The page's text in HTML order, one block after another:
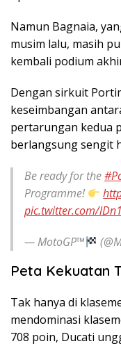
Namun Bagnaia,
musim lalu, masih
kembali podium
Dengan sirkuit
keseimbangan
pertarungan kedua
berlangsung sengit
Be ready for the
Programme!
pic.twitter.com/
— MotoGP™
Peta Kekuatan
Tak hanya di
mendominasi
708 poin, Ducati